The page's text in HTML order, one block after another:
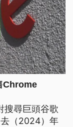
Chrome
搜尋巨頭谷歌
（2024）年